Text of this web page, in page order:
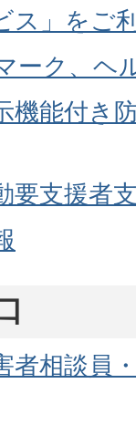
ス」をご
ーク、ヘ
機能付き
要支援者
者相談員